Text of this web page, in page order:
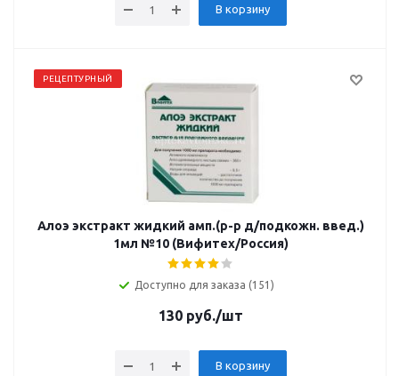
В корзину
РЕЦЕПТУРНЫЙ
Алоэ экстракт жидкий амп.(р-р д/подкожн. введ.)
1мл №10 (Вифитех/Россия)
Доступно для заказа (151)
130руб./шт
В корзину